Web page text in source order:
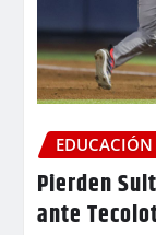
EDUCACIÓN
Pierden
ante